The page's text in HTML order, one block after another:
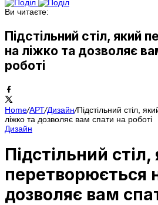
Ви читаєте:
Підстільний стіл, який
на ліжко та дозволяє
роботі
Home/АРТ/Дизайн/Підстільний стіл,
ліжко та дозволяє вам спати на роботі
Дизайн
Підстільний стіл,
перетворюється
дозволяє вам